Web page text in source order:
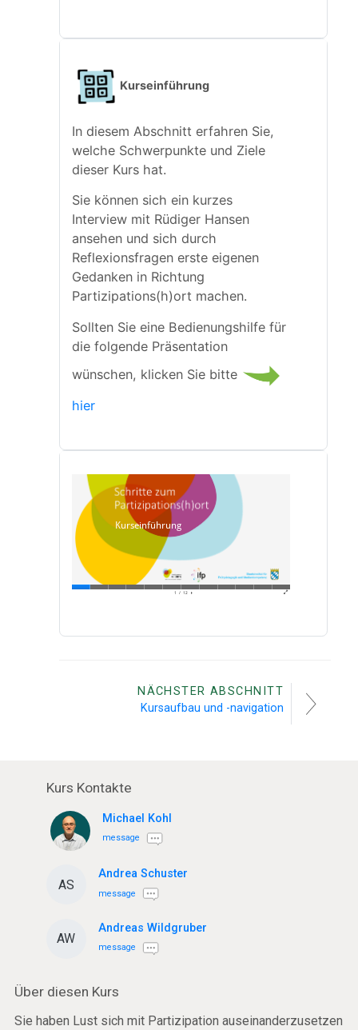
a
b
s
p
i
e
e
n
Kurseinführung
In diesem Abschnitt erfahren Sie,
welche Schwerpunkte und Ziele
dieser Kurs hat.
Sie können sich ein kurzes
Interview mit Rüdiger Hansen
ansehen und sich durch
Reflexionsfragen erste eigenen
Gedanken in Richtung
Partizipations(h)ort machen.
Sollten Sie eine Bedienungshilfe für
die folgende Präsentation
wünschen, klicken Sie bitte
hier
NÄCHSTER ABSCHNITT
Kursaufbau und -navigation
Kurs Kontakte
Michael Kohl
message
AS
Andrea Schuster
message
AW
Andreas Wildgruber
message
Über diesen Kurs
Sie haben Lust sich mit Partizipation auseinanderzusetzen